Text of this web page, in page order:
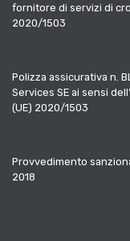
fornitore di servizi di
2020/1503
Polizza assicurativa n.
Services SE ai sensi
(UE) 2020/1503
Provvedimento
2018